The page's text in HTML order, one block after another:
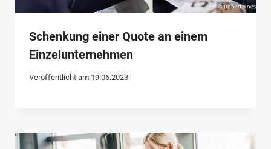
Schenkung einer Quote an einem
Einzelunternehmen
Veröffentlicht am 19.06.2023